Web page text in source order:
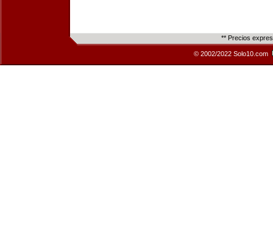
** Precios
© 2002/2022 Solo10.com